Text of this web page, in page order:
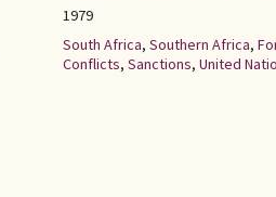
1979
South Africa, Southern Africa,
Conflicts, Sanctions, United